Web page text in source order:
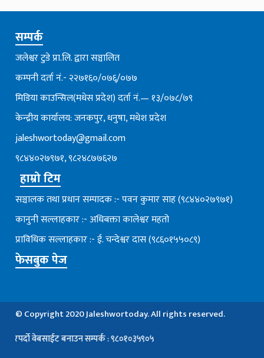
सम्पर्क
जलेश्वर टुडे प्रा.लि. द्वारा सञ्चालित
कम्पनी दर्ता नं.- २२७१६०/०७६्/०७७
मिडिया काउन्सिल(मधेस प्रदेश) दर्ता नं.— १३/०७८/७९
केन्द्रीय कार्यालय: जनकपुर, धनुषा, मधेश प्रदेश
jaleshwortoday@gmail.com
९८४४०२७९७१, ९८२४८७७६२७
हाम्रो टिम
सञ्चालक तथा प्रधान सम्पादक :- पवन कुमार साह (९८४४०२७९७१)
कानुनी सल्लाहकार :- अधिबक्ता कालेश्वर महतो
प्राविधिक सल्लाहकार :- ई. चन्देश्वर दास (९८६०१५५०८९)
फेसबुक पेज
© Copyright 2020 Jaleshwortoday. All rights reserved.
बनाउन सम्पर्क : ९८०१०३५९०५